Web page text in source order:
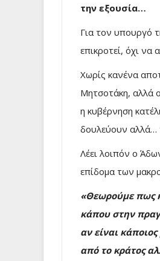
την εξουσία…
Για τον υπουργό
επικροτεί, όχι να
Χωρίς κανένα
Μητσοτάκη, αλλά
η κυβέρνηση
δουλεύουν αλλά…
Λέει λοιπόν ο
επίδομα των
«Θεωρούμε πως
κάπου στην
αν είναι
από το κράτος